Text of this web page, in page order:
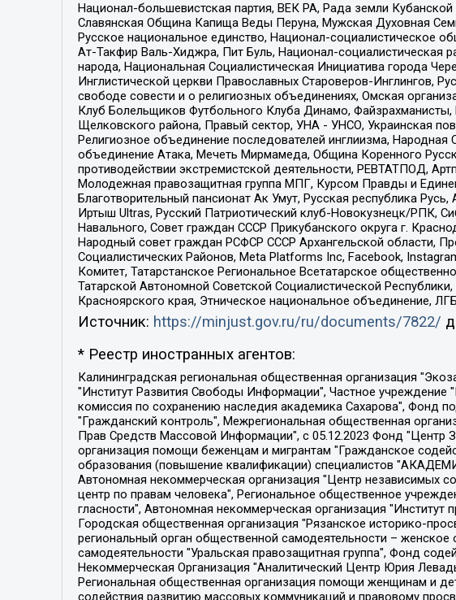
Национал-большевистская партия, ВЕК РА, Рада земли
Славянская Община Капища Веды Перуна, Мужская Духовная
Русское национальное единство, Национал-социалистическое
Ат-Такфир Валь-Хиджра, Пит Буль, Национал-социалистическая
народа, Национальная Социалистическая Инициатива города
Инглистической церкви Православных Староверов-Инглингов,
свободе совести и о религиозных объединениях, Омская
Клуб Болельщиков Футбольного Клуба Динамо,
Щелковского района, Правый сектор, УНА - УНСО, Украинская
Религиозное объединение последователей инглиизма,
объединение Атака, Мечеть Мирмамеда, Община Коренного
противодействии экстремистской деятельности, РЕВТАТПОД,
Молодежная правозащитная группа МПГ, Курсом Правды и
Благотворительный пансионат Ак Умут, Русская республика
Иртыш Ultras, Русский Патриотический клуб-Новокузнецк/РПК,
Навального, Совет граждан СССР Прикубанского округа г.
Народный совет граждан РСФСР СССР Архангельской области,
Социалистических Районов, Meta Platforms Inc, Facebook,
Комитет, Татарстанское Региональное Всетатарское
Татарской Автономной Советской Социалистической
Красноярского края, Этническое национальное объединение,
Источник: https://minjust.gov.ru/ru/documents/7822/
* Реестр иностранных агентов:
Калининградская региональная общественная организация "Экозащита!-Женсовет", Фонд содействия защите прав и свобод граждан "Общественный вердикт", Фонд "Институт Развития Свободы Информации", Частное учреждение "Информационное агентство МЕМО. РУ", Региональная общественная организация "Общественная комиссия по сохранению наследия академика Сахарова", Фонд поддержки свободы прессы, Санкт-Петербургская общественная правозащитная организация "Гражданский контроль", Межрегиональная общественная организация "Информационно-просветительский центр "Мемориал", Региональный Фонд "Центр Защиты Прав Средств Массовой Информации", с 05.12.2023 Фонд "Центр Защиты Прав Средств массовой информации", Региональная общественная благотворительная организация помощи беженцам и мигрантам "Гражданское содействие", Негосударственное образовательное учреждение дополнительного профессионального образования (повышение квалификации) специалистов "АКАДЕМИЯ ПО ПРАВАМ ЧЕЛОВЕКА", Свердловская региональная общественная организация "Сутяжник", Автономная некоммерческая организация "Центр независимых социологических исследований", Союз общественных объединений "Российский исследовательский центр по правам человека", Региональное общественное учреждение научно-информационный центр "МЕМОРИАЛ", Некоммерческая организация "Фонд защиты гласности", Автономная некоммерческая организация "Институт прав человека", Городская общественная организация "Екатеринбургское общество "МЕМОРИАЛ", Городская общественная организация "Рязанское историко-просветительское и правозащитное общество "Мемориал" (Рязанский Мемориал), Челябинский региональный орган общественной самодеятельности – женское общественное объединение "Женщины Евразии", Челябинский региональный орган общественной самодеятельности "Уральская правозащитная группа", Фонд содействия защите здоровья и социальной справедливости имени Андрея Рылькова, Автономная Некоммерческая Организация "Аналитический Центр Юрия Левады", Автономная некоммерческая организация социальной поддержки населения "Проект Апрель", Региональная общественная организация помощи женщинам и детям, находящимся в кризисной ситуации "Информационно-методический центр "Анна", Фонд содействия развитию массовых коммуникаций и правовому просвещению "Так-так-Так", Фонд содействия устойчивому развитию "Серебряная тайга", Свердловский региональный общественный фонд социальных проектов "Новое время", "Idel.Реалии", Кавказ.Реалии, Крым.Реалии, Телеканал Настоящее Время, Татаро-башкирская служба Радио Свобода (Azatliq Radiosi), Радио Свободная Европа/Радио Свобода (PCE/PC), "Сибирь.Реалии", "Фактограф", Благотворительный фонд помощи осужденным и их семьям, Автономная некоммерческая организация "Институт глобализации и социальных движений", Фонд "В защиту прав заключенных", Частное учреждение "Центр поддержки и содействия развитию средств массовой информации", Пензенский региональный общественный благотворительный фонд "Гражданский союз", "Север.Реалии", Некоммерческая организация Фонд "Правовая инициатива", Общество с ограниченной ответственностью "Радио Свободная Европа/Радио Свобода", Чешское информационное агентство "MEDIUM-ORIENT", Красноярская региональная общественная организация "Мы против СПИДа", Камалягин Денис Николаевич, Маркелов Сергей Евгеньевич, Пономарев Лев Александрович, Савицкая Людмила Алексеевна, Автономная некоммерческая организация "Центр по работе с проблемой насилия "НАСИЛИЮ.НЕТ", Межрегиональный профессиональный союз работников здравоохранения "Альянс врачей", Юридическое лицо, зарегистрированное в Латвийской Республике, SIA "Medusa Project" (регистрационный номер 40103797863, дата регистрации 10.06.2014), Некоммерческая организация "Фонд по борьбе с коррупцией", Автономная некоммерческая организация "Институт права и публичной политики", Баданин Роман Сергеевич, Гликин Максим Александрович, Железнова